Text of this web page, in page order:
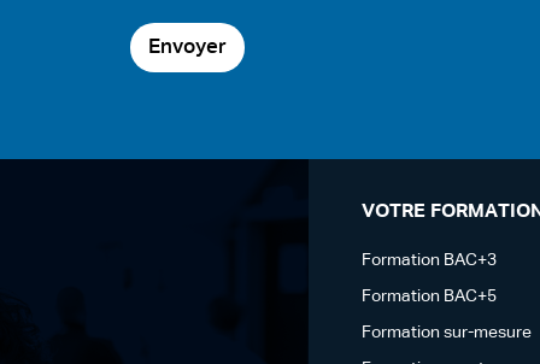
Envoyer
VOTRE
Formation BAC+3
Formation BAC+5
Formation sur-mesure